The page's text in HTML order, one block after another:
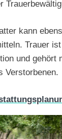
kann
Trauer
und gehört
Verstorbenen.